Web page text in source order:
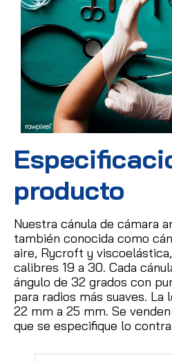
producto
Nuestra cánula de cámara
también conocida como
aire, Rycroft y
calibres 19 a 30. Cada
ángulo de 32 grados con
para radios más suaves. La
22 mm a 25 mm. Se
que se especifique lo